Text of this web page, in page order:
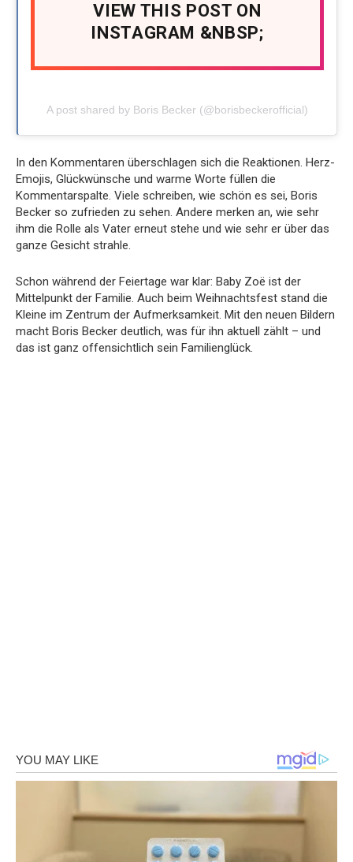
VIEW THIS POST ON
INSTAGRAM &NBSP;
A post shared by Boris Becker (@borisbeckerofficial)
In den Kommentaren überschlagen sich die Reaktionen. Herz-
Emojis, Glückwünsche und warme Worte füllen die
Kommentarspalte. Viele schreiben, wie schön es sei, Boris
Becker so zufrieden zu sehen. Andere merken an, wie sehr
ihm die Rolle als Vater erneut stehe und wie sehr er über das
ganze Gesicht strahle.
Schon während der Feiertage war klar: Baby Zoë ist der
Mittelpunkt der Familie. Auch beim Weihnachtsfest stand die
Kleine im Zentrum der Aufmerksamkeit. Mit den neuen Bildern
macht Boris Becker deutlich, was für ihn aktuell zählt – und
das ist ganz offensichtlich sein Familienglück.